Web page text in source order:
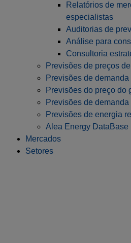
Relatórios de
especialistas
Auditorias de
Análise para
Consultoria
Previsões de preços
Previsões de
Previsões do preço do
Previsões de demanda
Previsões de energia
Alea Energy DataBase
Mercados
Setores